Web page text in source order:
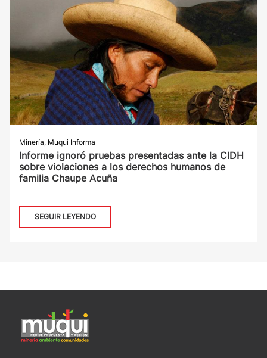
Minería, Muqui Informa
Informe ignoró pruebas presentadas ante la CIDH
sobre violaciones a los derechos humanos de
familia Chaupe Acuña
SEGUIR LEYENDO